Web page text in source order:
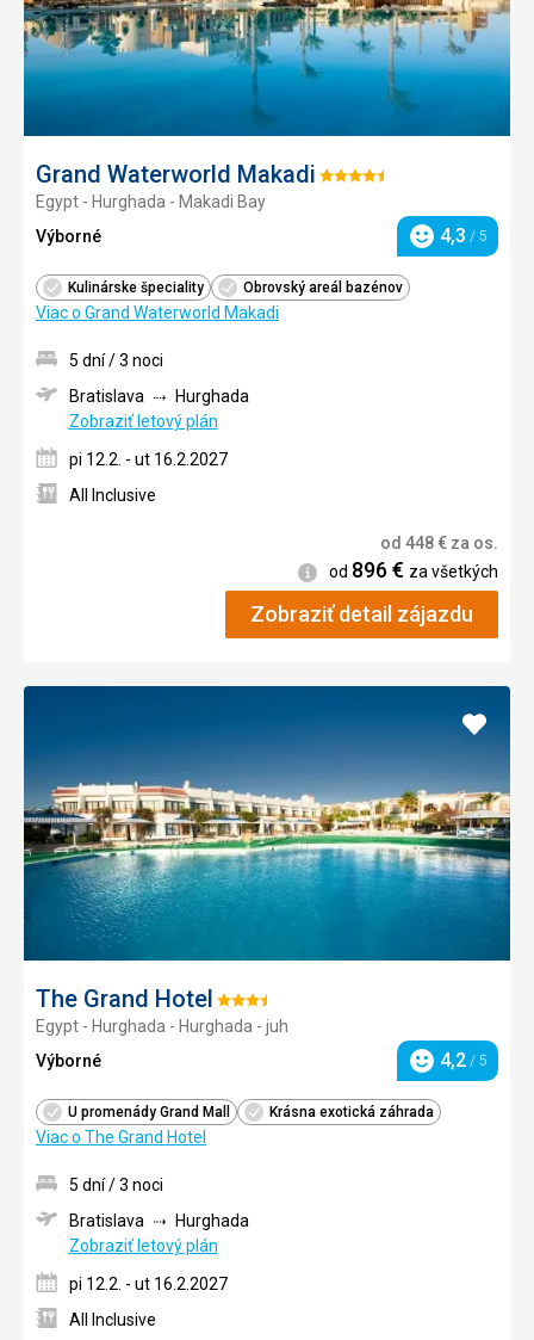
Grand Waterworld Makadi Hodnotenie:
Egypt - Hurghada - Makadi Bay
Výborné
Hodnotenie
4,3 / 5
Kulinárske špeciality Obrovský areál bazénov
Viac o Grand Waterworld Makadi
5 dní / 3 noci
Bratislava
Hurghada
Zobraziť letový plán
pi 12.2. - ut 16.2.2027
All Inclusive
od 448€ za os.
Informácie
od 896€ za všetkých
Zobraziť detail zájazdu
The Grand Hotel Hodnotenie:
3.5/5
Egypt - Hurghada - Hurghada - juh
Výborné
Hodnotenie
4,2 / 5
U promenády Grand Mall Krásna exotická záhrada
Viac o The Grand Hotel
Pridať
5 dní / 3 noci
Bratislava
Hurghada
Zobraziť letový plán
pi 12.2. - ut 16.2.2027
All Inclusive